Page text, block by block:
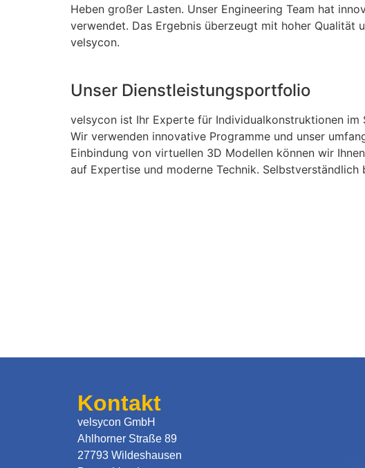
Heben großer Lasten. Unser Engineering Team hat
verwendet. Das Ergebnis überzeugt mit hoher Qualität
velsycon.
Unser Dienstleistungsportfolio
velsycon ist Ihr Experte für Individualkonstruktionen
Wir verwenden innovative Programme und unser
Einbindung von virtuellen 3D Modellen können wir
auf Expertise und moderne Technik.
Kontakt
velsycon GmbH
Ahlhorner Straße 89
27793 Wildeshausen